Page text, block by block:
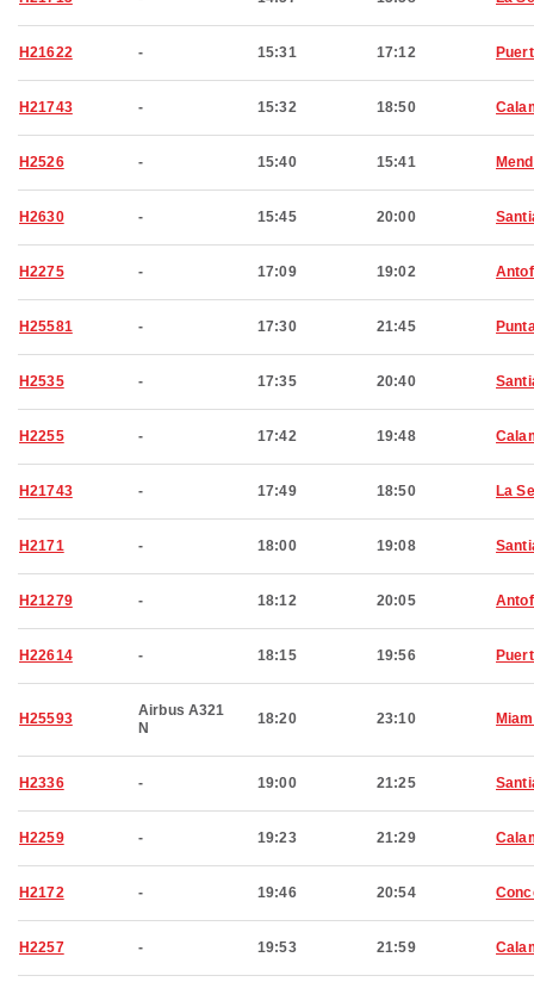
H21622 - 15:31 17:12
H21743 - 15:32 18:50
H2526 - 15:40 15:41
H2630 - 15:45 20:00
H2275 - 17:09 19:02
H25581 - 17:30 21:45
H2535 - 17:35 20:40
H2255 - 17:42 19:48
H21743 - 17:49 18:50 La
H2171 - 18:00 19:08
H21279 - 18:12 20:05
H22614 - 18:15 19:56
H25593
Airbus A321
N
18:20 23:10
H2336 - 19:00 21:25
H2259 - 19:23 21:29
H2172 - 19:46 20:54
H2257 - 19:53 21:59